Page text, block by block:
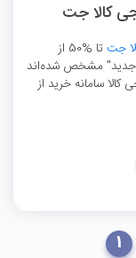
جت
تا %50 از
مشخص شده‌اند
سامانه خرید از
1